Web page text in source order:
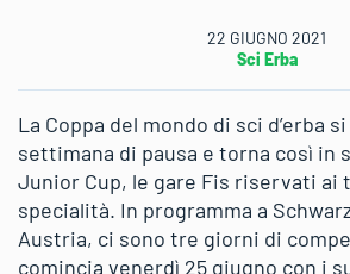
22 GIUGNO 2021
Sci Erba
La Coppa del mondo di sci d’erba
settimana di pausa e torna così in
Junior Cup, le gare Fis riservati ai
specialità. In programma a
Austria, ci sono tre giorni di
comincia venerdì 25 giugno con i